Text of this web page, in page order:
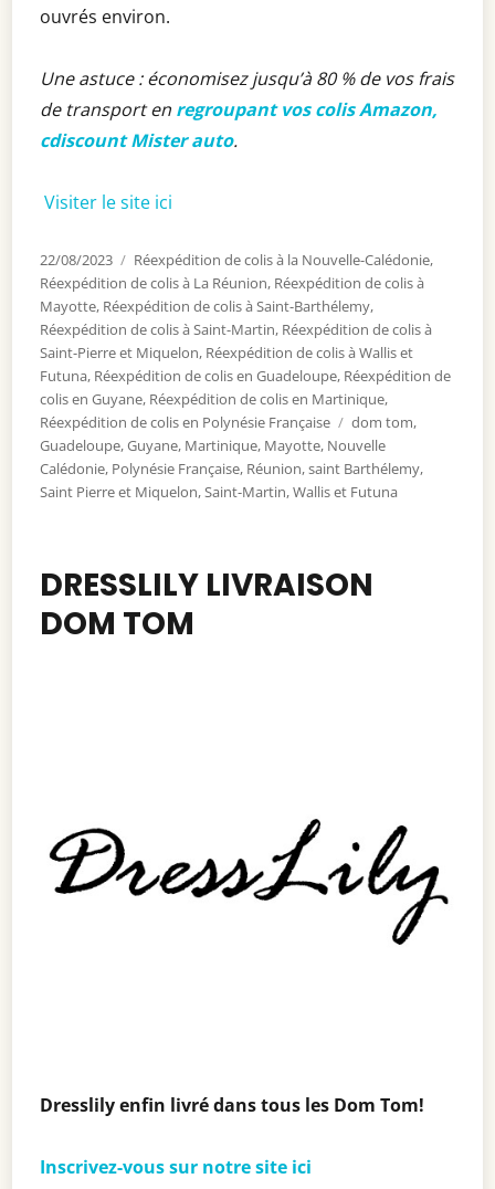
ouvrés environ.
Une astuce : économisez jusqu’à 80 % de vos frais
de transport en regroupant vos colis Amazon,
cdiscount Mister auto.
Visiter le site ici
Publié
le
22/08/2023 Catégories
Réexpédition de colis à la Nouvelle-Calédonie,
Réexpédition de colis à La Réunion, Réexpédition de colis à
Mayotte, Réexpédition de colis à Saint-Barthélemy,
Réexpédition de colis à Saint-Martin, Réexpédition de colis à
Saint-Pierre et Miquelon, Réexpédition de colis à Wallis et
Futuna, Réexpédition de colis en Guadeloupe, Réexpédition de
colis en Guyane, Réexpédition de colis en Martinique,
Réexpédition de colis en Polynésie Française
Étiquettes
dom tom,
Guadeloupe,Guyane, Martinique, Mayotte, Nouvelle
Calédonie, Polynésie Française, Réunion,saint Barthélemy,
Saint Pierre et Miquelon,Saint-Martin,Wallis et Futuna
DRESSLILY LIVRAISON
DOM TOM
Dresslily enfin livré dans tous les Dom Tom!
Inscrivez-vous sur notre site ici